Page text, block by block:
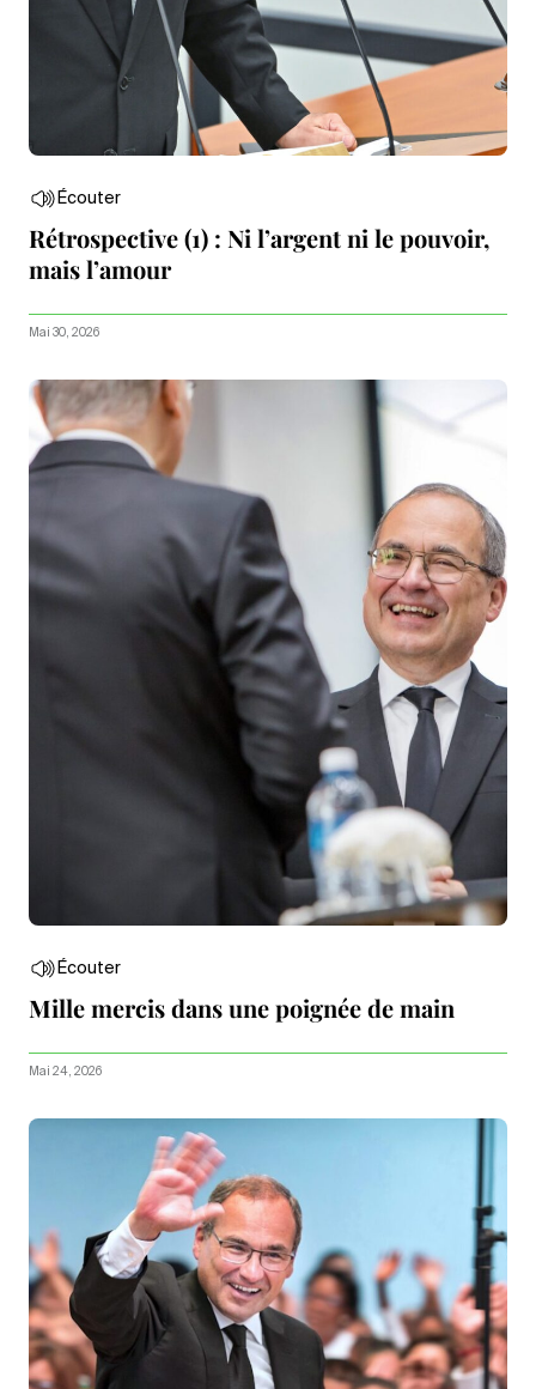
Écouter
Rétrospective (1) : Ni l’argent ni le pouvoir,
mais l’amour
Mai 30, 2026
Écouter
Mille mercis dans une poignée de main
Mai 24, 2026